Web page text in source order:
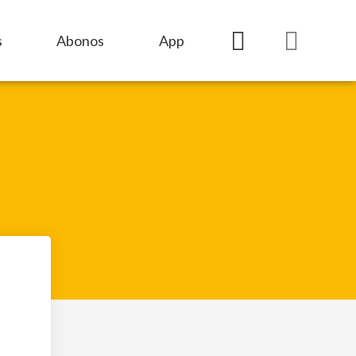
Abonos App